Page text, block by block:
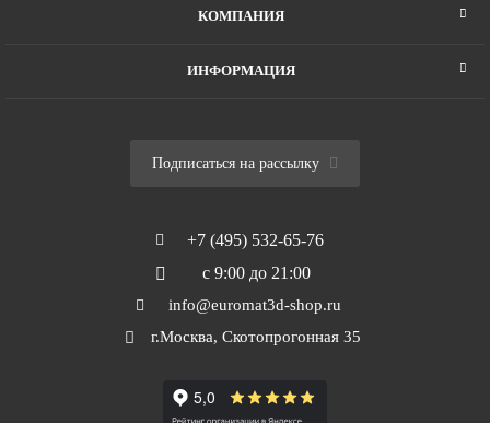
КОМПАНИЯ
ИНФОРМАЦИЯ
Подписаться на рассылку
+7 (495) 532-65-76
с 9:00 до 21:00
info@euromat3d-shop.ru
г.Москва, Скотопрогонная 35